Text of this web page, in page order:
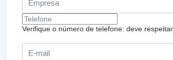
Verifique o número de telefone: deve